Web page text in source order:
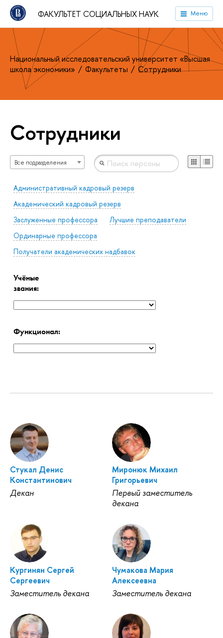
ФАКУЛЬТЕТ СОЦИАЛЬНЫХ НАУК Меню
Национальный исследовательский университет «Высшая
школа экономики»
Факультеты Сотрудники
Сотрудники
Все подразделения
Административный кадровый резерв
Академический кадровый резерв
Заслуженные профессора
Лучшие преподаватели
Ординарные профессора
Получатели академических надбавок
Учёные
звания:
Функционал:
Стукал Денис
Константинович
Декан
Миронюк Михаил
Григорьевич
Первый заместитель
декана
Кургинян Сергей
Сергеевич
Заместитель декана
Чумакова Мария
Алексеевна
Заместитель декана